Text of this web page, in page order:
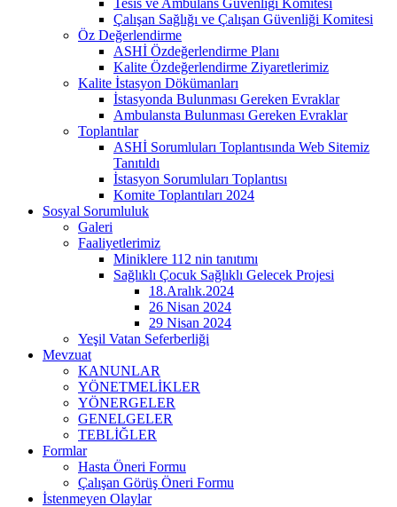
Çalışan Sağlığı ve Çalışan Güvenliği Komitesi
Öz Değerlendirme
ASHİ Özdeğerlendirme Planı
Kalite Özdeğerlendirme Ziyaretlerimiz
Kalite İstasyon Dökümanları
İstasyonda Bulunması Gereken Evraklar
Ambulansta Bulunması Gereken Evraklar
Toplantılar
ASHİ Sorumluları Toplantısında Web Sitemiz
Tanıtıldı
İstasyon Sorumluları Toplantısı
Komite Toplantıları 2024
Sosyal Sorumluluk
Galeri
Faaliyetlerimiz
Miniklere 112 nin tanıtımı
Sağlıklı Çocuk Sağlıklı Gelecek Projesi
18.Aralık.2024
26 Nisan 2024
29 Nisan 2024
Yeşil Vatan Seferberliği
Mevzuat
KANUNLAR
YÖNETMELİKLER
YÖNERGELER
GENELGELER
TEBLİĞLER
Formlar
Hasta Öneri Formu
Çalışan Görüş Öneri Formu
İstenmeyen Olaylar